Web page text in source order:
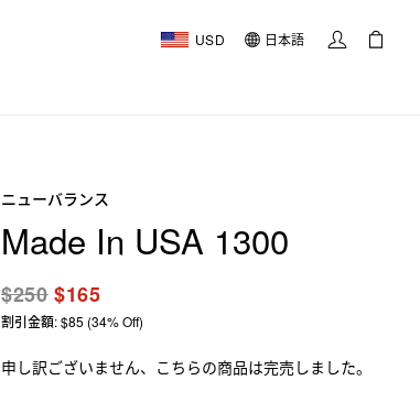
USD 日本語
ニューバランス
Made In USA 1300
$250$165
割引金額: $85 (34% Off)
申し訳ございません、こちらの商品は完売しました。